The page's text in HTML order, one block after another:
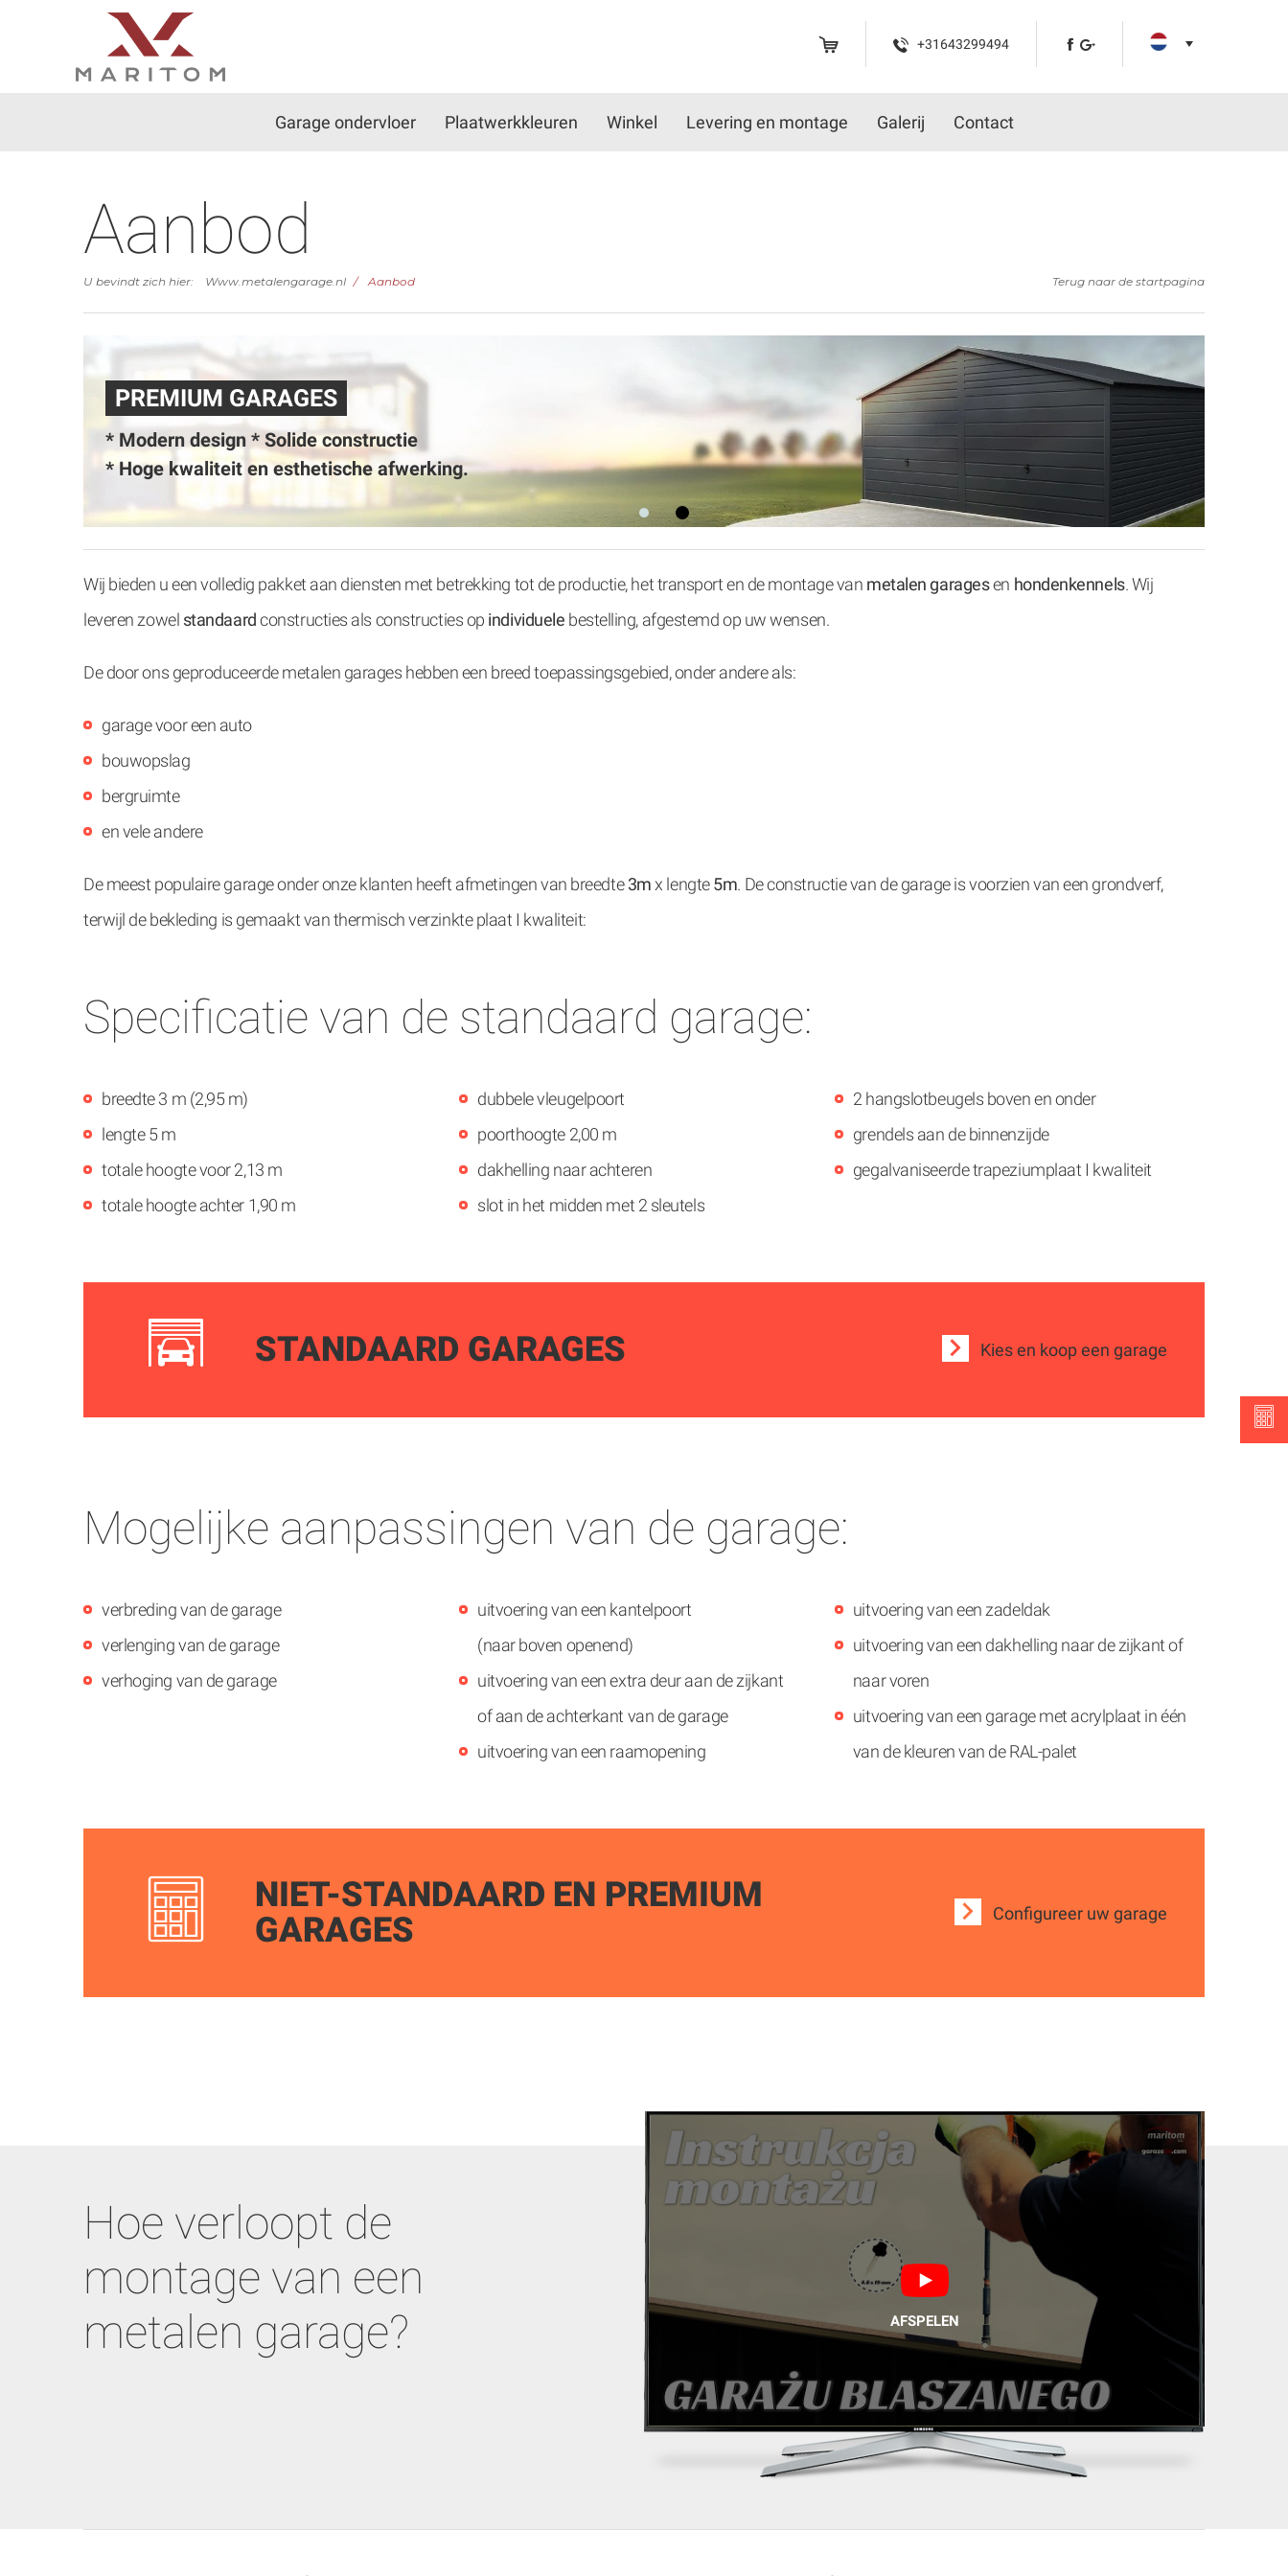
+31643299494
Garage ondervloer Plaatwerkkleuren Winkel Levering en montage Galerij Contact
Aanbod
U bevindt zich hier: Www.metalengarage.nl Aanbod Terug naar de startpagina
PREMIUM GARAGES
* Modern design * Solide constructie
* Hoge kwaliteit en esthetische afwerking.
Wij bieden u een volledig pakket aan diensten met betrekking tot de productie, het transport en de montage van metalen garagesen hondenkennels. Wij
leveren zowel standaardconstructies als constructies op individuele bestelling, afgestemd op uw wensen.
De door ons geproduceerde metalen garages hebben een breed toepassingsgebied, onder andere als:
garage voor een auto
bouwopslag
bergruimte
en vele andere
De meest populaire garage onder onze klanten heeft afmetingen van breedte3mx lengte5m. De constructie van de garage is voorzien van een grondverf,
terwijl de bekleding is gemaakt van thermisch verzinkte plaat I kwaliteit:
Specificatie van de standaard garage:
breedte 3 m (2,95 m)
lengte 5 m
totale hoogte voor 2,13 m
totale hoogte achter 1,90 m
dubbele vleugelpoort
poorthoogte 2,00 m
dakhelling naar achteren
slot in het midden met 2 sleutels
2 hangslotbeugels boven en onder
grendels aan de binnenzijde
gegalvaniseerde trapeziumplaat I kwaliteit
STANDAARD GARAGES Kies en koop een garage
Mogelijke aanpassingen van de garage:
verbreding van de garage
verlenging van de garage
verhoging van de garage
uitvoering van een kantelpoort
(naar boven openend)
uitvoering van een extra deur aan de zijkant
of aan de achterkant van de garage
uitvoering van een raamopening
uitvoering van een zadeldak
uitvoering van een dakhelling naar de zijkant of
naar voren
uitvoering van een garage met acrylplaat in één
van de kleuren van de RAL-palet
NIET-STANDAARD EN PREMIUM
GARAGES
Configureer uw garage
Hoe verloopt de
montage van een
metalen garage?
AFSPELEN